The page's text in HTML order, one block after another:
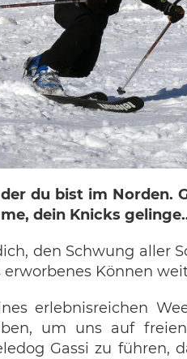
du bist im Norden.
dein Knicks
den Schwung aller
Können
erlebnisreichen
um uns auf
Gassi zu führen,